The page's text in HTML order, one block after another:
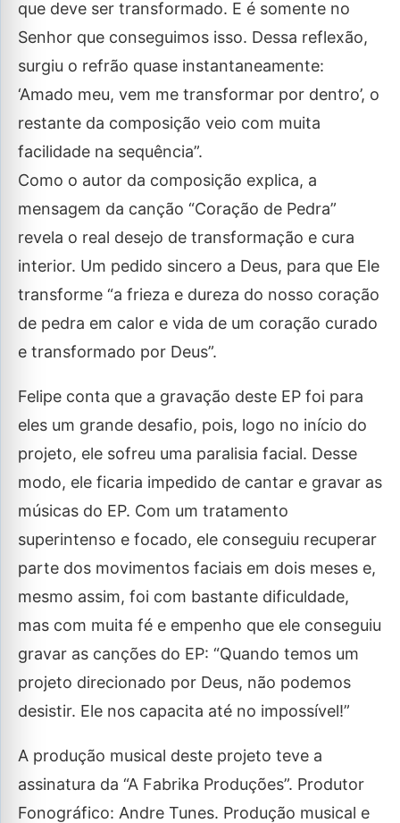
que deve ser transformado. E é somente no
Senhor que conseguimos isso. Dessa reflexão,
surgiu o refrão quase instantaneamente:
‘Amado meu, vem me transformar por dentro’, o
restante da composição veio com muita
facilidade na sequência”.
Como o autor da composição explica, a
mensagem da canção “Coração de Pedra”
revela o real desejo de transformação e cura
interior. Um pedido sincero a Deus, para que Ele
transforme “a frieza e dureza do nosso coração
de pedra em calor e vida de um coração curado
e transformado por Deus”.
Felipe conta que a gravação deste EP foi para
eles um grande desafio, pois, logo no início do
projeto, ele sofreu uma paralisia facial. Desse
modo, ele ficaria impedido de cantar e gravar as
músicas do EP. Com um tratamento
superintenso e focado, ele conseguiu recuperar
parte dos movimentos faciais em dois meses e,
mesmo assim, foi com bastante dificuldade,
mas com muita fé e empenho que ele conseguiu
gravar as canções do EP: “Quando temos um
projeto direcionado por Deus, não podemos
desistir. Ele nos capacita até no impossível!”
A produção musical deste projeto teve a
assinatura da “A Fabrika Produções”. Produtor
Fonográfico: Andre Tunes. Produção musical e